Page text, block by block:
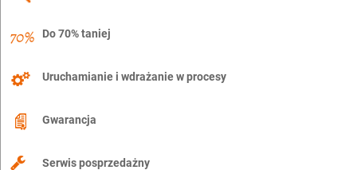
Do 70% taniej
Uruchamianie i wdrażanie w procesy
Gwarancja
Serwis posprzedażny